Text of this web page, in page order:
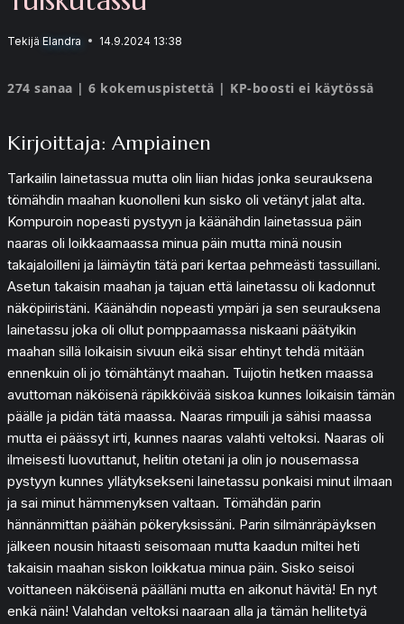
Tekijä Elandra 14.9.2024 13:38
274 sanaa | 6 kokemuspistettä | KP-boosti ei käytössä
Kirjoittaja: Ampiainen
Tarkailin lainetassua mutta olin liian hidas jonka seurauksena
tömähdin maahan kuonolleni kun sisko oli vetänyt jalat alta.
Kompuroin nopeasti pystyyn ja käänähdin lainetassua päin
naaras oli loikkaamaassa minua päin mutta minä nousin
takajaloilleni ja läimäytin tätä pari kertaa pehmeästi tassuillani.
Asetun takaisin maahan ja tajuan että lainetassu oli kadonnut
näköpiiristäni. Käänähdin nopeasti ympäri ja sen seurauksena
lainetassu joka oli ollut pomppaamassa niskaani päätyikin
maahan sillä loikaisin sivuun eikä sisar ehtinyt tehdä mitään
ennenkuin oli jo tömähtänyt maahan. Tuijotin hetken maassa
avuttoman näköisenä räpikköivää siskoa kunnes loikaisin tämän
päälle ja pidän tätä maassa. Naaras rimpuili ja sähisi maassa
mutta ei päässyt irti, kunnes naaras valahti veltoksi. Naaras oli
ilmeisesti luovuttanut, helitin otetani ja olin jo nousemassa
pystyyn kunnes yllätyksekseni lainetassu ponkaisi minut ilmaan
ja sai minut hämmenyksen valtaan. Tömähdän parin
hännänmittan päähän pökeryksissäni. Parin silmänräpäyksen
jälkeen nousin hitaasti seisomaan mutta kaadun miltei heti
takaisin maahan siskon loikkatua minua päin. Sisko seisoi
voittaneen näköisenä päälläni mutta en aikonut hävitä! En nyt
enkä näin! Valahdan veltoksi naaraan alla ja tämän hellitetyä